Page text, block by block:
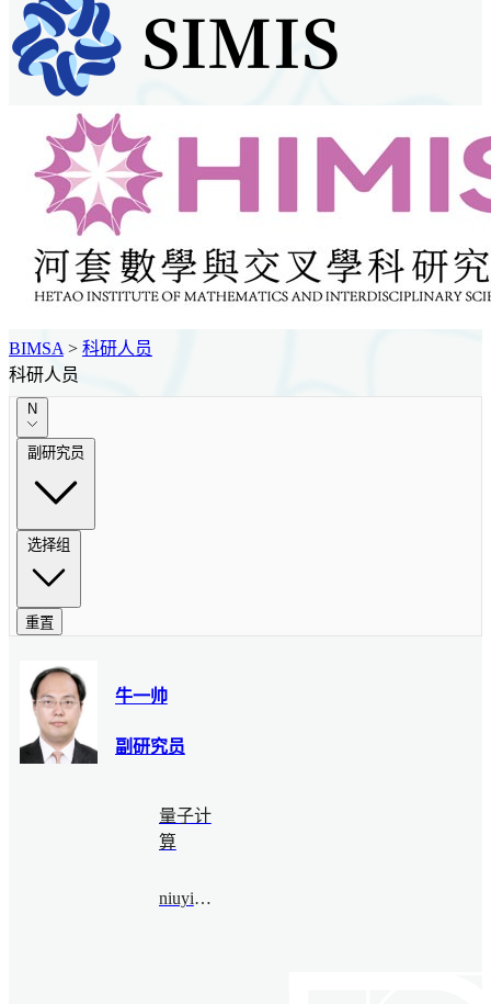
BIMSA > 科研人员
科研人员
N
副研究员
选择组
重置
牛一帅
副研究员
量子计
算
niuyishuai@bimsa.cn